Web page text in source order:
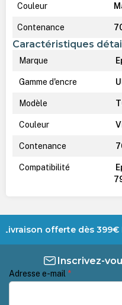
Couleur
Contenance
Caractéristiques
Marque
Gamme d'encre
Modèle
Couleur
Contenance
Compatibilité
Livraison offerte dès 399€
Inscrivez-
Adresse e-mail *